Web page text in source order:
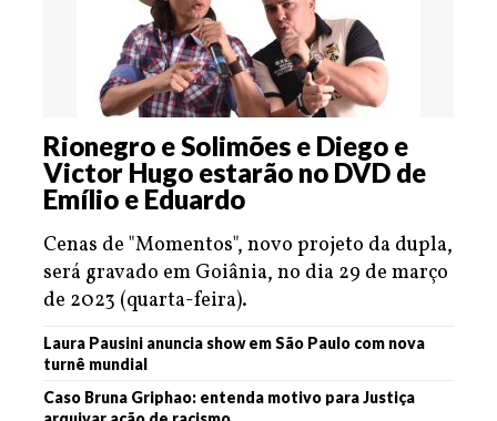
Rionegro e Solimões e Diego e
Victor Hugo estarão no DVD de
Emílio e Eduardo
Cenas de "Momentos", novo projeto da dupla,
será gravado em Goiânia, no dia 29 de março
de 2023 (quarta-feira).
Laura Pausini anuncia show em São Paulo com nova
turnê mundial
Caso Bruna Griphao: entenda motivo para Justiça